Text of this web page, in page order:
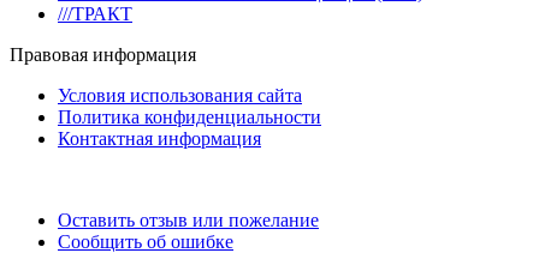
///ТРАКТ
Правовая информация
Условия использования сайта
Политика конфиденциальности
Контактная информация
Оставить отзыв или пожелание
Сообщить об ошибке